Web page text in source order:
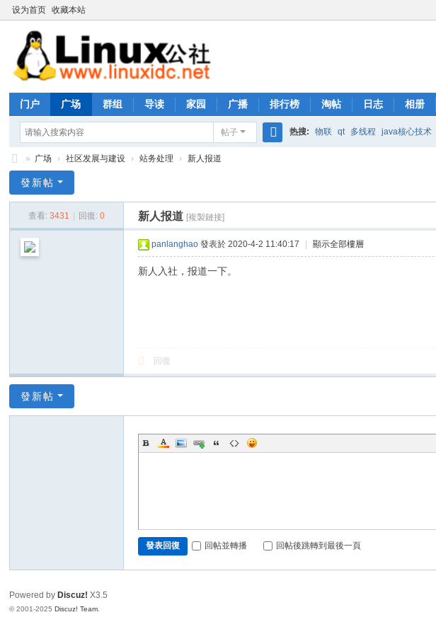
设为首页 收藏本站
门户 广场 群组 导读 家园 广播 排行榜 淘帖 日志 相册
帖子 热搜: 物联 qt 多线程 java核心技术
nu
公
» 广场 › 社区发展与建设 › 站务处理 › 新人报道
發新帖
查看: 3431 回復: 0 新人报道 [複製鏈接]
panlanghao 發表於 2020-4-2 11:40:17 顯示全部樓層
新人入社，报道一下。
回復
發新帖
發表回復 回帖並轉播 回帖後跳轉到最後一頁
Powered by Discuz! X3.5
© 2001-2025Discuz! Team